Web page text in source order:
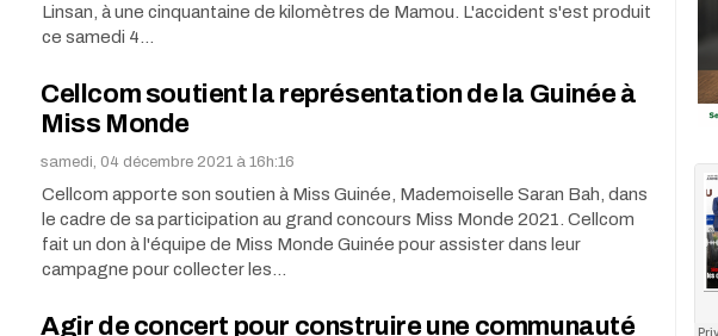
Linsan, à une cinquantaine de kilomètres de Mamou. L'accident s'est produit
ce samedi 4…
Cellcom soutient la représentation de la Guinée à
Miss Monde
samedi, 04 décembre 2021 à 16h:16
Cellcom apporte son soutien à Miss Guinée, Mademoiselle Saran Bah, dans
le cadre de sa participation au grand concours Miss Monde 2021. Cellcom
fait un don à l'équipe de Miss Monde Guinée pour assister dans leur
campagne pour collecter les…
Agir de concert pour construire une communauté